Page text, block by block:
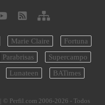
Marie Claire
Fortuna
Parabrisas
Supercampo
Lunateen BATimes
| © Perfil.com 2006-2026 - Todos